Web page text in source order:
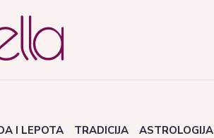
I LEPOTA TRADICIJA ASTROLOGIJA